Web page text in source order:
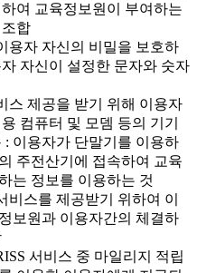
여 교육정보원이 부여하는
합
용자 자신의 비밀을 보호하
자신이 설정한 문자와 숫자
스 제공을 받기 위해 이용자
컴퓨터 및 모뎀 등의 기기
이용자가 단말기를 이용하
주전산기에 접속하여 교육
는 정보를 이용하는 것
스를 제공받기 위하여 이
보원과 이용자간의 체결하
서비스 중 마일리지 적립